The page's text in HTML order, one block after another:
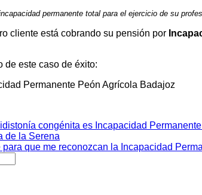
permanente total para el ejercicio de su
cliente está cobrando su pensión por
de este caso de éxito:
congénita es Incapacidad
de la Serena
para que me reconozcan la Incapacidad